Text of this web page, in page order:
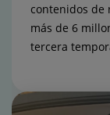
contenidos de
más de 6
tercera